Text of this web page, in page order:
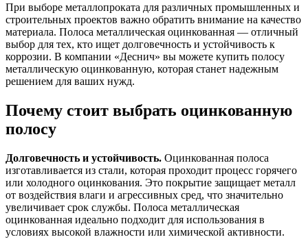
При выборе металлопроката для различных промышленных и
строительных проектов важно обратить внимание на качество
материала. Полоса металлическая оцинкованная — отличный
выбор для тех, кто ищет долговечность и устойчивость к
коррозии. В компании «Деснич» вы можете купить полосу
металлическую оцинкованную, которая станет надежным
решением для ваших нужд.
Почему стоит выбрать оцинкованную
полосу
Долговечность и устойчивость. Оцинкованная полоса
изготавливается из стали, которая проходит процесс горячего
или холодного оцинкования. Это покрытие защищает металл
от воздействия влаги и агрессивных сред, что значительно
увеличивает срок службы. Полоса металлическая
оцинкованная идеально подходит для использования в
условиях высокой влажности или химической активности.